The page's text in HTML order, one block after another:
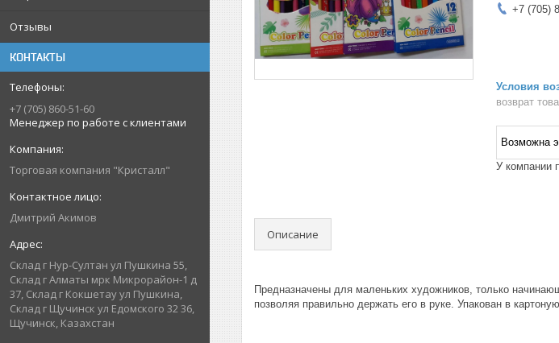
Отзывы
КОНТАКТЫ
+7 (705) 860-51-60
Менеджер по работе с клиентами
Торговая компания "Кристалл"
Дмитрий Акимов
Склад г Нур-Султан ул Пушкина 55,
Склад г Алматы мрк Микрорайон-1 д
37, Склад г Кокшетау ул Пушкина,
Склад г Щучинск ул Едомского 32 36,
Щучинск, Казахстан
+7 (705)
возврат
У компании
Описание
Предназначены для маленьких художников, только
позволяя правильно держать его в руке. Упакован в